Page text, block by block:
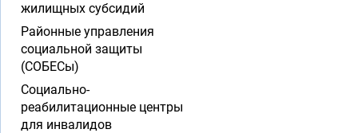
жилищных субсидий
Районные управления
социальной защиты
(СОБЕСы)
Социально-
реабилитационные центры
для инвалидов